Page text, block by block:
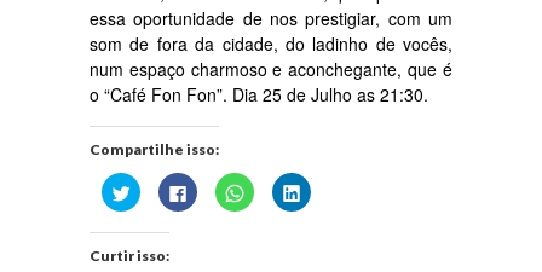
essa oportunidade de nos prestigiar, com um
som de fora da cidade, do ladinho de vocês,
num espaço charmoso e aconchegante, que é
o “Café Fon Fon”. Dia 25 de Julho as 21:30.
Compartilhe isso:
Clique
para
compartilhar
no
Twitter(abre
em
Clique
para
compartilhar
Clique
para
compartilhar
Clique
para
Curtir isso: